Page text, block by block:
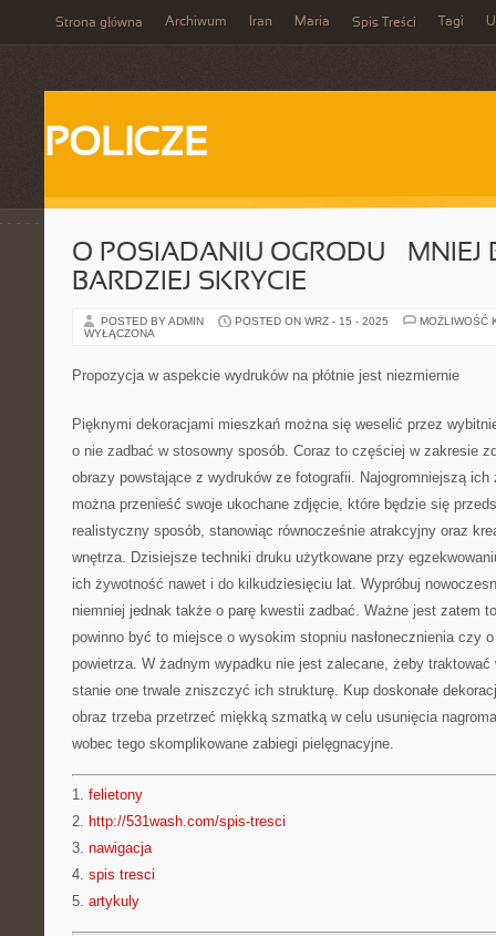
Strona główna Archiwum Iran Maria Spis Treści Tagi
POLICZE
O POSIADANIU OGRODU – MNIEJ
BARDZIEJ SKRYCIE
POSTED BY ADMIN POSTED ON WRZ - 15 - 2025
MOŻLIWOŚĆ
WYŁĄCZONA
Propozycja w aspekcie wydruków na płótnie jest niezmiernie
Pięknymi dekoracjami mieszkań można się weselić przez
o nie zadbać w stosowny sposób. Coraz to częściej w zakresie
obrazy powstające z wydruków ze fotografii. Najogromniejszą ich
można przenieść swoje ukochane zdjęcie, które będzie się
realistyczny sposób, stanowiąc równocześnie atrakcyjny oraz
wnętrza. Dzisiejsze techniki druku użytkowane przy
ich żywotność nawet i do kilkudziesięciu lat. Wypróbuj
niemniej jednak także o parę kwestii zadbać. Ważne jest zatem
powinno być to miejsce o wysokim stopniu nasłonecznienia czy
powietrza. W żadnym wypadku nie jest zalecane, żeby
stanie one trwale zniszczyć ich strukturę. Kup doskonałe
obraz trzeba przetrzeć miękką szmatką w celu usunięcia
wobec tego skomplikowane zabiegi pielęgnacyjne.
1. felietony
2. http://531wash.com/spis-tresci
3. nawigacja
4. spis tresci
5. artykuly